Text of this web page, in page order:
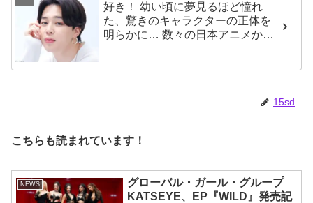
好き！ 幼い頃に夢見るほど憧れ
た、驚きのキャラクターの正体を
明らかに… 数々の日本アニメから
15sd
こちらも読まれています！
NEWS
グローバル・ガール・グループ
KATSEYE、EP『WILD』発売記